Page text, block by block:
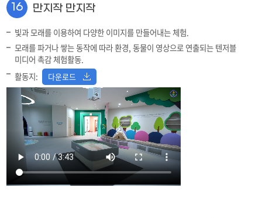
지진대피체험
14 알록달록 물고기 친구
15 물속 세상
17 라온동산
18 놀이기구
16 만지작 만지작
빛과 모래를 이용하여 다양한 이미지를 만들어내는 체험.
모래를 파거나 쌓는 동작에 따라 환경, 동물이 영상으로 연출되는 텐저블
미디어 촉감 체험활동.
활동지:
다운로드